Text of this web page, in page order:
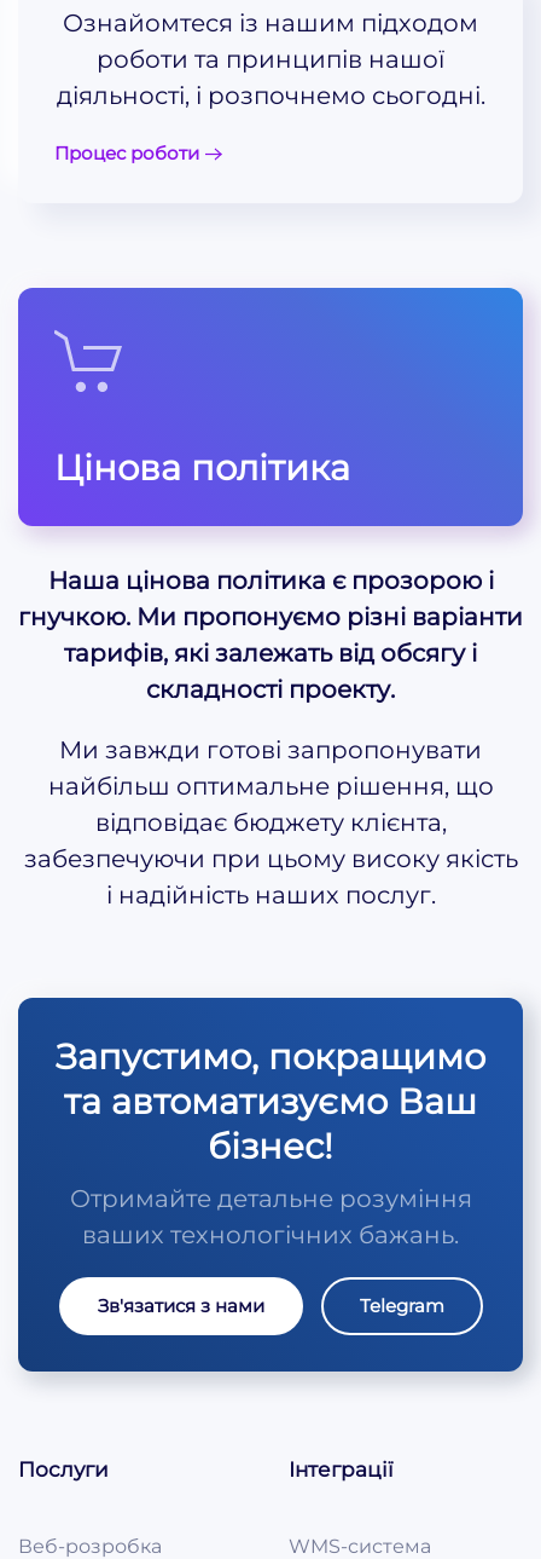
Ознайомтеся із нашим підходом
роботи та принципів нашої
діяльності, і розпочнемо сьогодні.
Процес роботи
Цінова політика
Наша цінова політика є прозорою і
гнучкою. Ми пропонуємо різні варіанти
тарифів, які залежать від обсягу і
складності проекту.
Ми завжди готові запропонувати
найбільш оптимальне рішення, що
відповідає бюджету клієнта,
забезпечуючи при цьому високу якість
і надійність наших послуг.
Запустимо, покращимо
та автоматизуємо Ваш
бізнес!
Отримайте детальне розуміння
ваших технологічних бажань.
Зв'язатися з нами Telegram
Послуги
Веб-розробка
Інтеграції
WMS-система